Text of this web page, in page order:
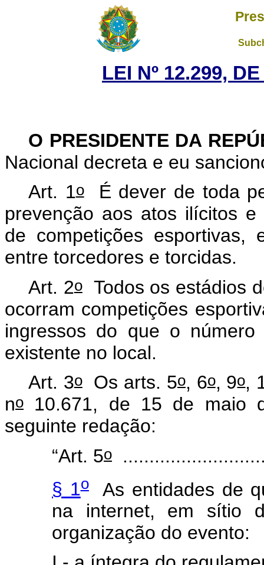
LEI Nº 12.299,
O PRESIDENTE DA
Nacional decreta e eu
Art. 1oÉ dever de toda
prevenção aos atos ilícitos
de competições esportivas,
entre torcedores e torcidas.
Art. 2oTodos os estádios
ocorram competições
ingressos do que o
existente no local.
Art. 3oOs arts. 5o, 6o, 9o,
no 10.671, de 15 de maio
seguinte redação:
“Art. 5o
§ 1oAs entidades de
na internet, em sítio
organização do evento: